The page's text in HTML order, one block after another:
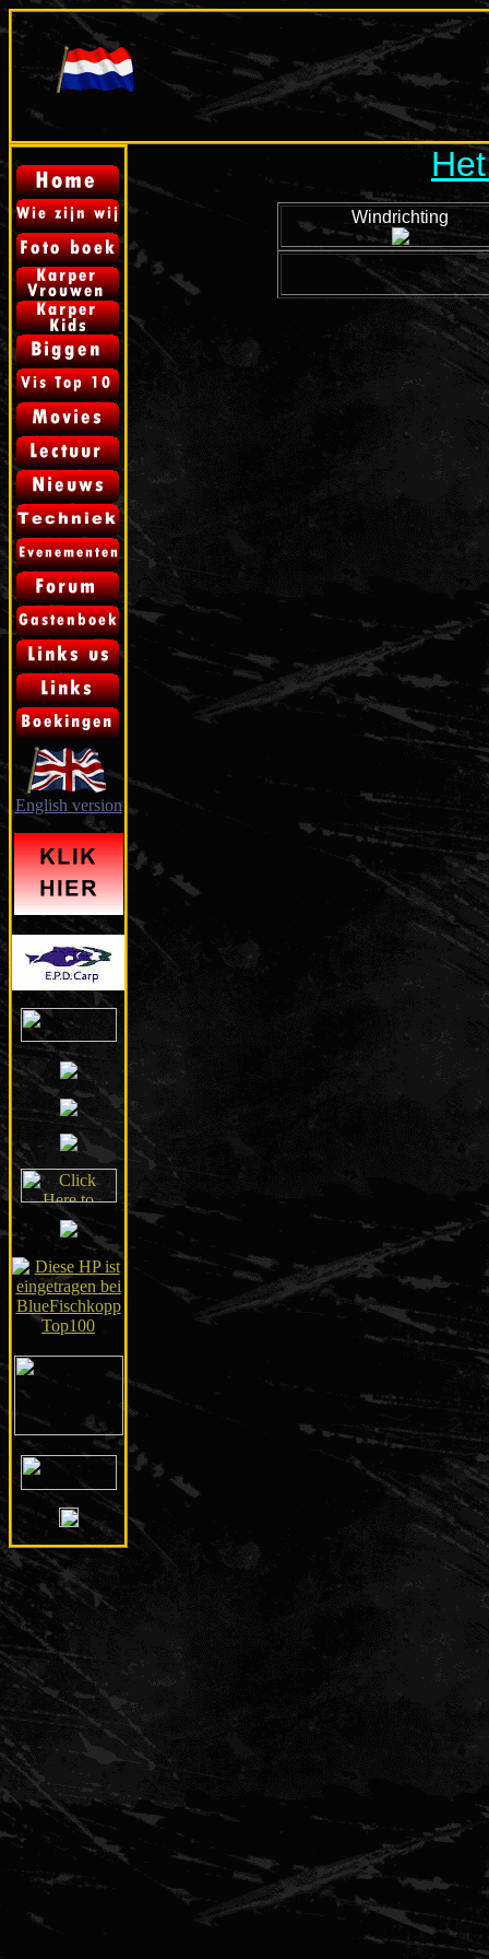
English version
Windrichting